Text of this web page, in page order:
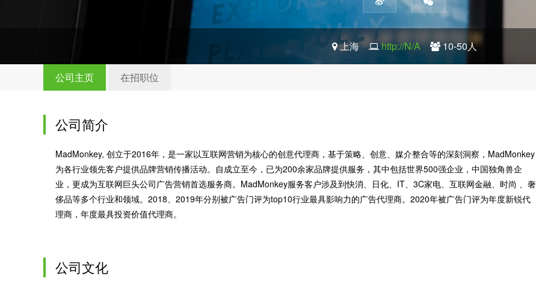
上海 http://N/A 10-50人
公司主页 在招职位
公司简介
MadMonkey, 创立于2016年，是一家以互联网营销为核心的创意代理商，基于策略、创意、媒介整合等的深刻洞察，MadMonkey
为各行业领先客户提供品牌营销传播活动。自成立至今，已为200余家品牌提供服务，其中包括世界500强企业，中国独角兽企
业，更成为互联网巨头公司广告营销首选服务商。MadMonkey服务客户涉及到快消、日化、IT、3C家电、互联网金融、时尚 、奢
侈品等多个行业和领域。2018、2019年分别被广告门评为top10行业最具影响力的广告代理商。2020年被广告门评为年度新锐代
理商，年度最具投资价值代理商。
公司文化